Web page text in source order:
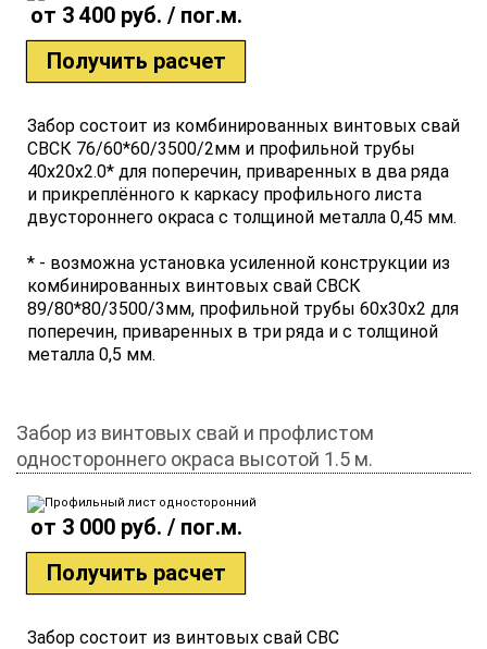
от 3 400 руб. / пог.м.
Получить расчет
Забор состоит из комбинированных винтовых свай
СВСК 76/60*60/3500/2мм и профильной трубы
40x20x2.0* для поперечин, приваренных в два ряда
и прикреплённого к каркасу профильного листа
двустороннего окраса с толщиной металла 0,45 мм.
* - возможна установка усиленной конструкции из
комбинированных винтовых свай СВСК
89/80*80/3500/3мм, профильной трубы 60х30х2 для
поперечин, приваренных в три ряда и с толщиной
металла 0,5 мм.
Забор из винтовых свай и профлистом
одностороннего окраса высотой 1.5 м.
от 3 000 руб. / пог.м.
Получить расчет
Забор состоит из винтовых свай СВС